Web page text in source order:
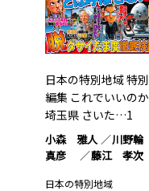
日本の特別地域 特別
編集 これでいいのか
埼玉県 さいた…1
小森 雅人
川野輪
真彦
藤江 孝次
日本の特別地域